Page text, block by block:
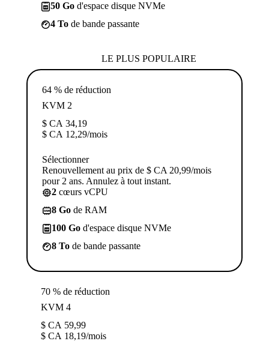
50 Go d'espace disque NVMe
4 To de bande passante
LE PLUS POPULAIRE
64 % de réduction
KVM 2
$ CA 34,19
$ CA 12,29/mois
Sélectionner
Renouvellement au prix de $ CA 20,99/mois
pour 2 ans. Annulez à tout instant.
2 cœurs vCPU
8 Go de RAM
100 Go d'espace disque NVMe
8 To de bande passante
70 % de réduction
KVM 4
$ CA 59,99
$ CA 18,19/mois